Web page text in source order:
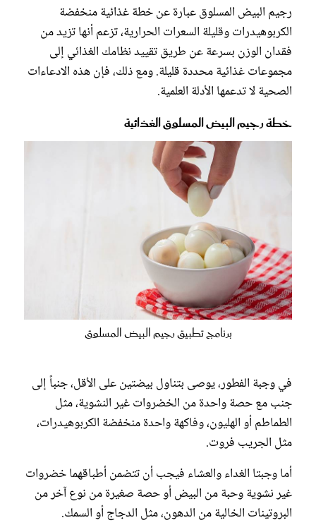
رجيم البيض المسلوق عبارة عن خطة غذائية منخفضة
الكربوهيدرات وقليلة السعرات الحرارية، تزعم أنها تزيد من
فقدان الوزن بسرعة عن طريق تقييد نظامك الغذائي إلى
مجموعات غذائية محددة قليلة. ومع ذلك، فإن هذه الادعاءات
الصحية لا تدعمها الأدلة العلمية.
خطة رجيم البيض المسلوق الغذائية
برنامج تطبيق رجيم البيض المسلوق
في وجبة الفطور، يوصى بتناول بيضتين على الأقل، جنباً إلى
جنب مع حصة واحدة من الخضروات غير النشوية، مثل
الطماطم أو الهليون، وفاكهة واحدة منخفضة الكربوهيدرات،
مثل الجريب فروت.
أما وجبتا الغداء والعشاء فيجب أن تتضمن أطباقهما خضروات
غير نشوية وحبة من البيض أو حصة صغيرة من نوع آخر من
البروتينات الخالية من الدهون، مثل الدجاج أو السمك.